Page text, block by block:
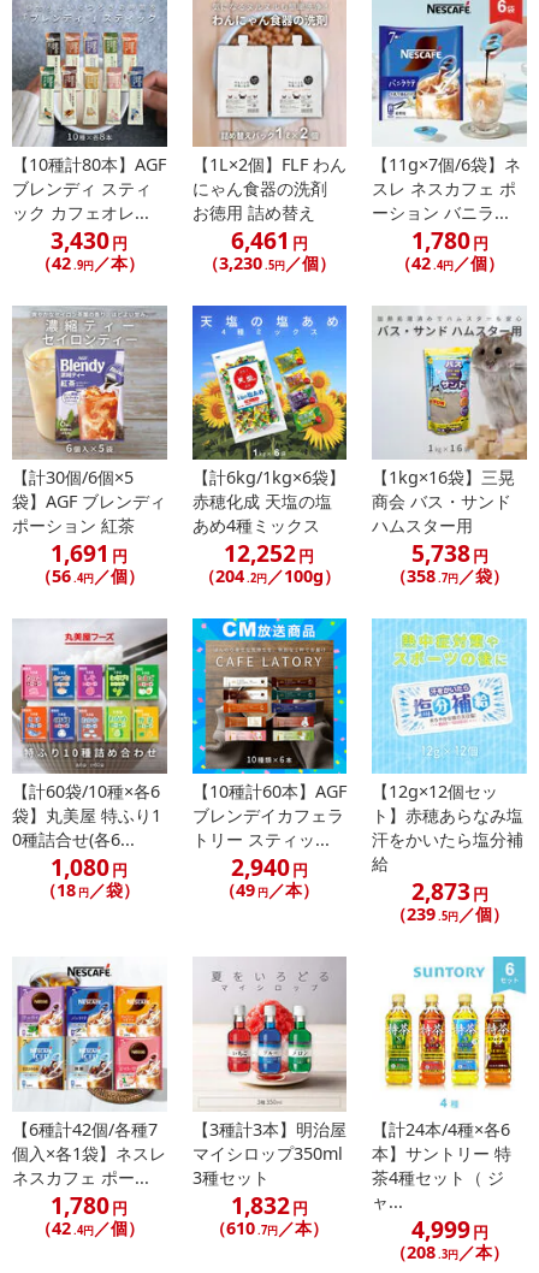
【10種計80本】AGF
ブレンディ スティ
ック カフェオレ...
3,430円
（42 .9円／本）
【1L×2個】FLF わん
にゃん食器の洗剤
お徳用 詰め替え
6,461 円
（3,230 .5円 ／個）
【11g×7個/6袋】ネ
スレ ネスカフェ ポ
ーション バニラ...
1,780円
（42 .4円 ／個）
【計30個/6個×5
袋】AGF ブレンディ
ポーション 紅茶
1,691 円
（56.4円／個）
【計6kg/1kg×6袋】
赤穂化成 天塩の塩
あめ4種ミックス
12,252円
（204.2円／100g）
【1kg×16袋】三晃
商会 バス・サンド
ハムスター用
5,738円
（358.7円／袋）
【計60袋/10種×各6
袋】丸美屋 特ふり1
0種詰合せ(各6...
1,080円
（18 円／袋）
【10種計60本】AGF
ブレンデイカフェラ
トリー スティッ...
2,940円
（49 円／本）
【12g×12個セッ
ト】赤穂あらなみ塩
汗をかいたら塩分補
給
2,873円
（239.5円／個）
【6種計42個/各種7
個入×各1袋】ネスレ
ネスカフェ ポー...
1,780円
（42 .4円／個）
【3種計3本】明治屋
マイシロップ350ml
3種セット
1,832円
（610 .7円 ／本）
【計24本/4種×各6
本】サントリー 特
茶4種セット（ ジ
ャ...
4,999円
（208 .3円 ／本）